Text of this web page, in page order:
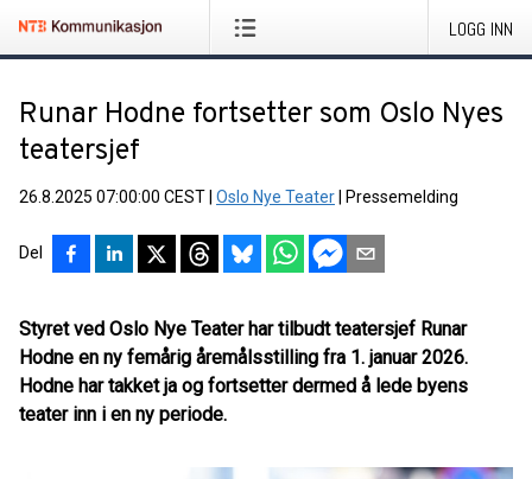
LOGG INN
Runar Hodne fortsetter som Oslo Nyes
teatersjef
26.8.2025 07:00:00 CEST Oslo Nye Teater Pressemelding
Del
Styret ved Oslo Nye Teater har tilbudt teatersjef Runar
Hodne en ny femårig åremålsstilling fra 1. januar 2026.
Hodne har takket ja og fortsetter dermed å lede byens
teater inn i en ny periode.